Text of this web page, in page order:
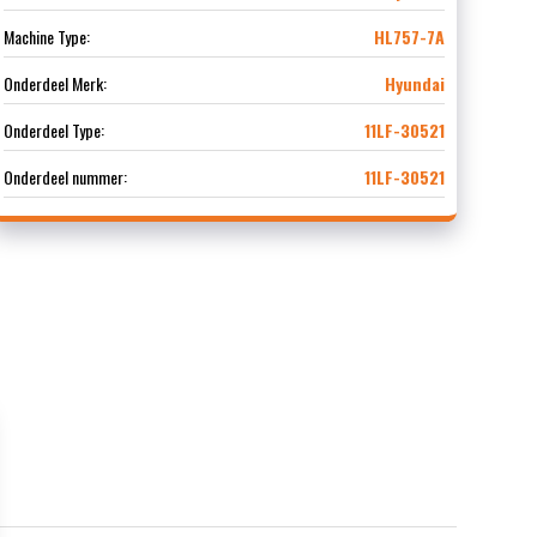
Machine Type:
HL757-7A
Onderdeel Merk:
Hyundai
Onderdeel Type:
11LF-30521
Onderdeel nummer:
11LF-30521